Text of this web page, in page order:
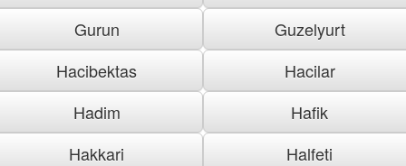
Gurun
Guzelyurt
Hacibektas
Hacilar
Hadim
Hafik
Hakkari
Halfeti